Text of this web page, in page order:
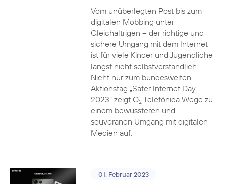
Vom unüberlegten Post bis zum
digitalen Mobbing unter
Gleichaltrigen – der richtige und
sichere Umgang mit dem Internet
ist für viele Kinder und Jugendliche
längst nicht selbstverständlich.
Nicht nur zum bundesweiten
Aktionstag „Safer Internet Day
2023“ zeigt O2Telefónica Wege zu
einem bewussteren und
souveränen Umgang mit digitalen
Medien auf.
01. Februar 2023